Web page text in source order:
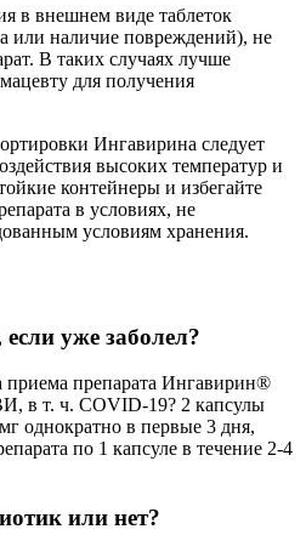
в внешнем виде таблеток
или наличие повреждений), не
В таких случаях лучше
для получения
Ингавирина следует
высоких температур и
контейнеры и избегайте
в условиях, не
условиям хранения.
уже заболел?
приема препарата Ингавирин®
в т. ч. COVID-19? 2 капсулы
однократно в первые 3 дня,
по 1 капсуле в течение 2-4
или нет?